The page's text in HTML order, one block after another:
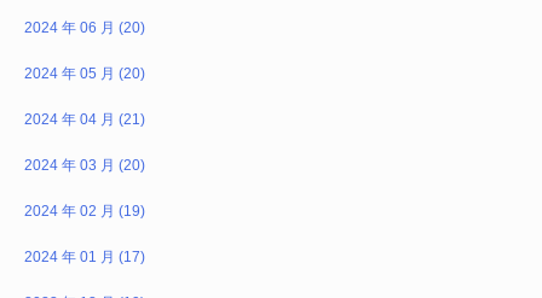
2024 年 06 月 (20)
2024 年 05 月 (20)
2024 年 04 月 (21)
2024 年 03 月 (20)
2024 年 02 月 (19)
2024 年 01 月 (17)